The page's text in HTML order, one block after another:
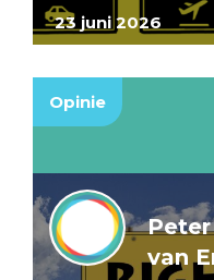
23 juni 2026
Opinie
van